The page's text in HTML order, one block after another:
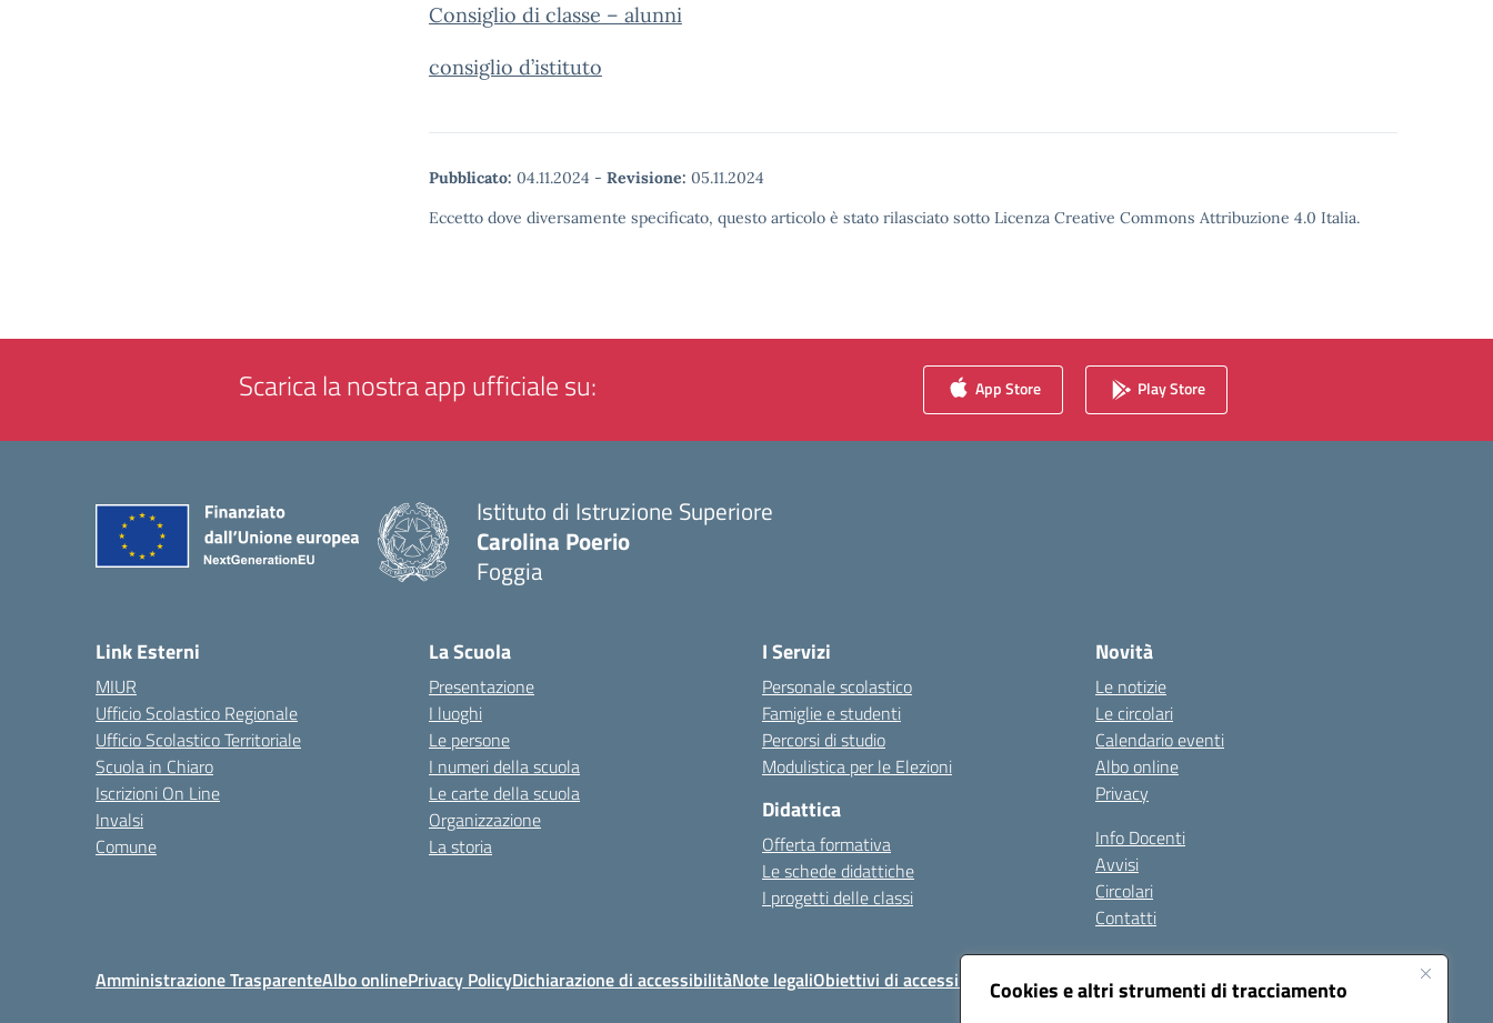
Cookies e altri strumenti di tracciamento
Consiglio di classe – alunni
consiglio d’istituto
Pubblicato: 04.11.2024 - Revisione: 05.11.2024
Eccetto dove diversamente specificato, questo articolo è stato rilasciato sotto Licenza Creative Commons Attribuzione 4.0 Italia.
Scarica la nostra app ufficiale su: App Store Play Store
Istituto di Istruzione Superiore
Carolina Poerio
Foggia
Link Esterni
MIUR
Ufficio Scolastico Regionale
Ufficio Scolastico Territoriale
Scuola in Chiaro
Iscrizioni On Line
Invalsi
Comune
La Scuola
Presentazione
I luoghi
Le persone
I numeri della scuola
Le carte della scuola
Organizzazione
La storia
I Servizi
Personale scolastico
Famiglie e studenti
Percorsi di studio
Modulistica per le Elezioni
Didattica
Offerta formativa
Le schede didattiche
I progetti delle classi
Novità
Le notizie
Le circolari
Calendario eventi
Albo online
Privacy
Info Docenti
Avvisi
Circolari
Contatti
Amministrazione TrasparenteAlbo onlinePrivacy PolicyDichiarazione di accessibilitàNote legaliObiettivi di accessibilità Seguici su: